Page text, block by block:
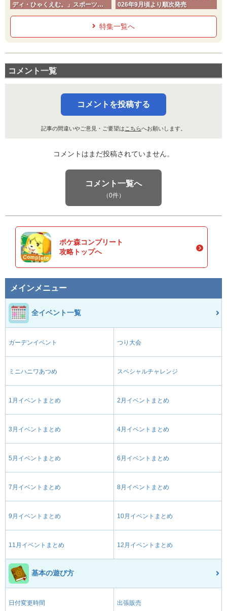
ディ・ひゃくえむ。」スポーツコ
026年9月頃より順次発売
特集一覧へ
コメント一覧
コメントを投稿する
記事の間違いやご意見・ご要望は こちらへお願いします。
コメントはまだ投稿されていません。
コメント一覧へ
（0件）
ポケ森コンプリート
攻略トップへ
メインメニュー
全イベント一覧
ガーデンイベント つり大会
ミニハニワあつめ スペシャルチャレンジ
1月イベントまとめ 2月イベントまとめ
3月イベントまとめ 4月イベントまとめ
5月イベントまとめ 6月イベントまとめ
7月イベントまとめ 8月イベントまとめ
9月イベントまとめ 10月イベントまとめ
11月イベントまとめ 12月イベントまとめ
基本の遊び方
日付変更時間 出張販売